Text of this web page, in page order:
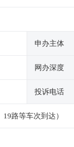
申办主体
网办深度
投诉电话
路等车次到达）